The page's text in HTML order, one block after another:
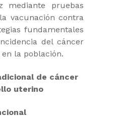
mediante pruebas
vacunación contra
fundamentales
del cáncer
la población.
de cáncer
uterino